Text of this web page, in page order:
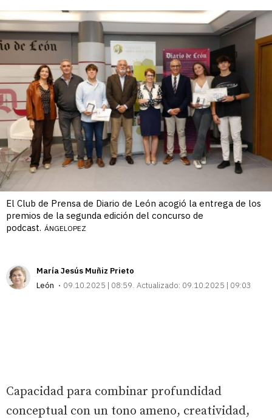
El Club de Prensa de Diario de León acogió la entrega de los
premios de la segunda edición del concurso de
podcast. ÁNGELOPEZ
María Jesús Muñiz Prieto
León
09.10.2025 | 08:59 Actualizado: 09.10.2025 | 09:03
Capacidad para combinar profundidad
conceptual con un tono ameno, creatividad,